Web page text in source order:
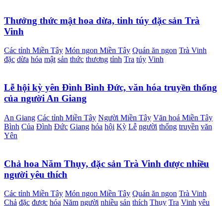
Thưởng thức mật hoa dừa, tinh túy đặc sản Trà
Vinh
Các tỉnh Miền Tây Món ngon Miền Tây Quán ăn ngon Trà Vinh
đặc dừa hóa mật sản thức thương tỉnh Tra túy Vinh
Lễ hội kỳ yên Đình Bình Đức, văn hóa truyền thống
của người An Giang
An Giang Các tỉnh Miền Tây Người Miền Tây Văn hoá Miền Tây
Bình Của Đình Đức Giang hóa hội Kỳ Lễ người thống truyền văn
Yên
Chả hoa Năm Thụy, đặc sản Trà Vinh được nhiều
người yêu thích
Các tỉnh Miền Tây Món ngon Miền Tây Quán ăn ngon Trà Vinh
Chả đặc được hóa Năm người nhiều sản thích Thụy Tra Vinh yêu